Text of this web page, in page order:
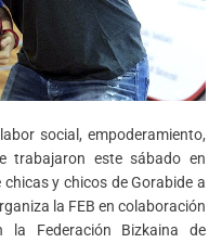
social, empoderamiento,
trabajaron este sábado en
y chicos de Gorabide a
la FEB en colaboración
Federación Bizkaina de